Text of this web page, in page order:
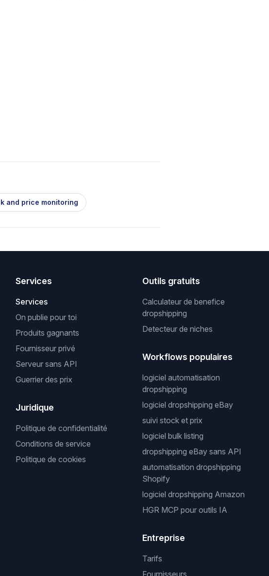
and price monitoring
Services
Services
On publie pour toi
Produits gagnants
Fournisseur privé
Serveur sans API
Guerrier des prix
Juridique
Politique de confidentialité
Conditions de service
Politique de cookies
Outils gratuits
Calculateur de benefice
dropshipping
Detecteur de niches
Workflows populaires
logiciel automatisation
dropshipping
logiciel dropshipping eBay
suivi stock et prix
logiciel bulk listing
dropshipping eBay sans API
automatisation dropshipping
Shopify
logiciel dropshipping Amazon
HGR MCP pour outils IA
Entreprise
Tarifs
Fournisseurs